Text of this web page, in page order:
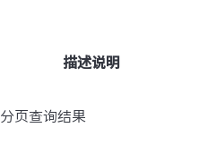
描述说明
分页查询结果